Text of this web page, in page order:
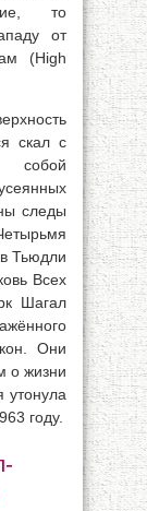
то
от
(High
скал с
собой
следы
Тьюдли
Всех
Шагал
Они
о жизни
утонула
году.